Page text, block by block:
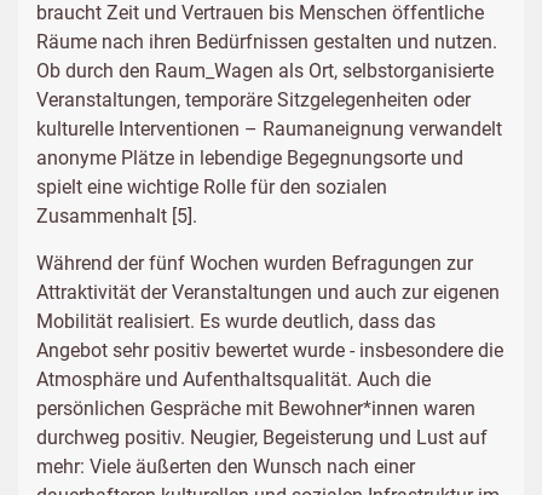
braucht Zeit und Vertrauen bis Menschen öffentliche
Räume nach ihren Bedürfnissen gestalten und nutzen.
Ob durch den Raum_Wagen als Ort, selbstorganisierte
Veranstaltungen, temporäre Sitzgelegenheiten oder
kulturelle Interventionen – Raumaneignung verwandelt
anonyme Plätze in lebendige Begegnungsorte und
spielt eine wichtige Rolle für den sozialen
Zusammenhalt [5].
Während der fünf Wochen wurden Befragungen zur
Attraktivität der Veranstaltungen und auch zur eigenen
Mobilität realisiert. Es wurde deutlich, dass das
Angebot sehr positiv bewertet wurde - insbesondere die
Atmosphäre und Aufenthaltsqualität. Auch die
persönlichen Gespräche mit Bewohner*innen waren
durchweg positiv. Neugier, Begeisterung und Lust auf
mehr: Viele äußerten den Wunsch nach einer